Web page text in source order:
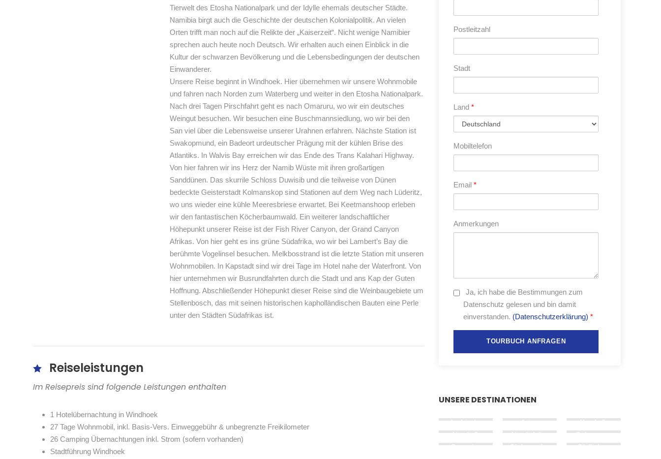
Postleitzahl
Stadt
Land *
Mobiltelefon
Email *
Anmerkungen
Ja, ich habe die Bestimmungen zum
Datenschutz gelesen und bin damit
einverstanden. (Datenschutzerklärung) *
UNSERE DESTINATIONEN
Arabische
Halbinsel
Asien Nord- &
Mittel­
Nord- &
West­
Nordafrika
&
Osteuropa
Ozeanien
Süd­amerika Südliches
Tierwelt des Etosha Nationalpark und der Idylle ehemals deutscher Städte.
Namibia birgt auch die Geschichte der deutschen Kolonialpolitik. An vielen
Orten trifft man noch auf die Relikte der „Kaiserzeit“. Nicht wenige Namibier
sprechen auch heute noch Deutsch. Wir erhalten auch einen Einblick in die
Kultur der schwarzen Bevölkerung und die Lebensbedingungen der deutschen
Einwanderer.
Unsere Reise beginnt in Windhoek. Hier übernehmen wir unsere Wohnmobile
und fahren nach Norden zum Waterberg und weiter in den Etosha Nationalpark.
Nach drei Tagen Pirschfahrt geht es nach Omaruru, wo wir ein deutsches
Weingut besuchen. Wir besuchen eine Buschmannsiedlung, wo wir bei den
San viel über die Lebensweise unserer Urahnen erfahren. Nächste Station ist
Swakopmund, ein Badeort urdeutscher Prägung mit der kühlen Brise des
Atlantiks. In Walvis Bay erreichen wir das Ende des Trans Kalahari Highway.
Von hier fahren wir ins Herz der Namib Wüste mit ihren großartigen
Sanddünen. Das skurrile Schloss Duwisib und die teilweise von Dünen
bedeckte Geisterstadt Kolmanskop sind Stationen auf dem Weg nach Lüderitz,
wo uns wieder eine kühle Meeresbriese erwartet. Bei Keetmanshoop erleben
wir den fantastischen Köcherbaumwald. Ein weiterer landschaftlicher
Höhepunkt unserer Reise ist der Fish River Canyon, der Grand Canyon
Afrikas. Von hier geht es ins grüne Südafrika, wo wir bei Lambert’s Bay die
berühmte Vogelinsel besuchen. Melkbosstrand ist die letzte Station mit unseren
Wohnmobilen. In Kapstadt sind wir drei Tage im Hotel nahe der Waterfront. Von
hier unternehmen wir Busrundfahrten durch die Stadt und ans Kap der Guten
Hoffnung. Abschließender Höhepunkt dieser Reise sind die Weinbaugebiete um
Stellenbosch, das mit seinen historischen kapholländischen Bauten eine Perle
unter den Städten Südafrikas ist.
Reiseleistungen
Im Reisepreis sind folgende Leistungen enthalten
1 Hotelübernachtung in Windhoek
27 Tage Wohnmobil, inkl. Basis-Vers. Einweggebühr & unbegrenzte Freikilometer
26 Camping Übernachtungen inkl. Strom (sofern vorhanden)
Stadtführung Windhoek